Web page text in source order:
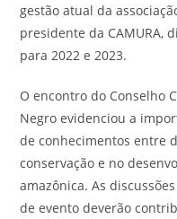
gestão atual da
presidente da CAMURA,
para 2022 e 2023.
O encontro do Conselho
Negro evidenciou a
de conhecimentos entre
conservação e no
amazônica. As
de evento deverão